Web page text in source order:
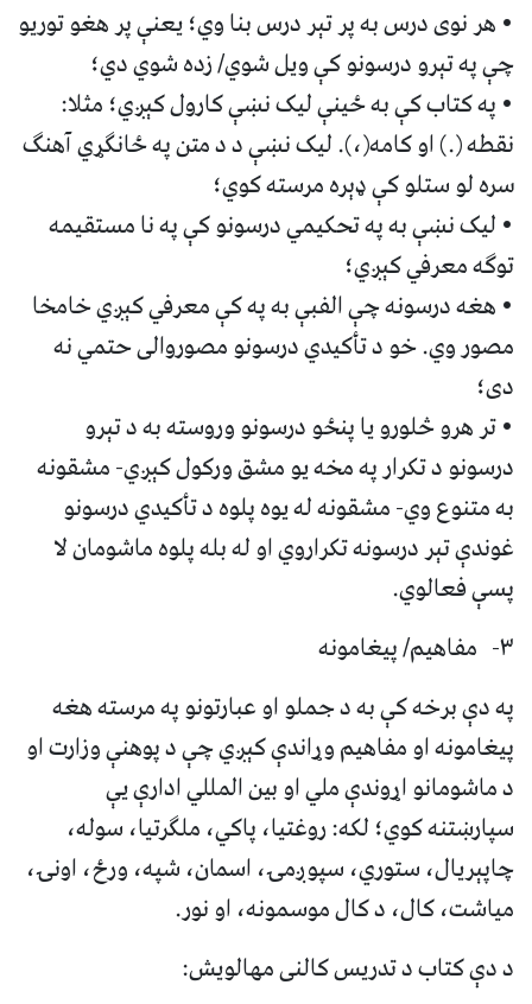
• هر نوی درس به پر تېر درس بنا وي؛ يعنې پر هغو توريو
چې په تېرو درسونو کې ويل شوي/ زده شوي دي؛
• په کتاب کې به ځينې ليک نښې کارول کېږي؛ مثلا:
نقطه (.) او کامه(،). ليک نښې د د متن په ځانګړي آهنګ
سره لو ستلو کې ډېره مرسته کوي؛
• ليک نښې به په تحکيمي درسونو کې په نا مستقيمه
توګه معرفي کېږي؛
• هغه درسونه چې الفبې به په کې معرفي کېږي خامخا
مصور وي. خو د تأکيدي درسونو مصوروالی حتمي نه
دی؛
• تر هرو څلورو يا پنځو درسونو وروسته به د تېرو
درسونو د تکرار په مخه يو مشق ورکول کېږي- مشقونه
به متنوع وي- مشقونه له يوه پلوه د تأکيدي درسونو
غوندې تېر درسونه تکراروي او له بله پلوه ماشومان لا
پسې فعالوي.
٣- مفاهيم/ پيغامونه
په دې برخه کې به د جملو او عبارتونو په مرسته هغه
پيغامونه او مفاهيم وړاندې کېږي چې د پوهنې وزارت او
د ماشومانو اړوندې ملي او بين المللي ادارې يې
سپارښتنه کوي؛ لکه: روغتيا، پاکي، ملګرتيا، سوله،
چاپېريال، ستوري، سپوږمۍ، اسمان، شپه، ورځ، اونۍ،
مياشت، کال، د کال موسمونه، او نور.
د دې کتاب د تدريس کالنی مهالويش: